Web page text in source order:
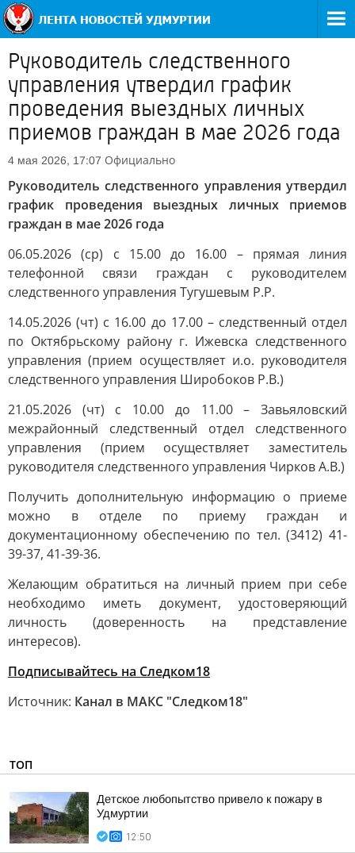
Руководитель следственного
управления утвердил график
проведения выездных личных
приемов граждан в мае 2026 года
4 мая 2026, 17:07 Официально
Руководитель следственного управления утвердил
график проведения выездных личных приемов
граждан в мае 2026 года
06.05.2026 (ср) с 15.00 до 16.00 – прямая линия
телефонной связи граждан с руководителем
следственного управления Тугушевым Р.Р.
14.05.2026 (чт) с 16.00 до 17.00 – следственный отдел
по Октябрьскому району г. Ижевска следственного
управления (прием осуществляет и.о. руководителя
следственного управления Широбоков Р.В.)
21.05.2026 (чт) с 10.00 до 11.00 – Завьяловский
межрайонный следственный отдел следственного
управления (прием осуществляет заместитель
руководителя следственного управления Чирков А.В.)
Получить дополнительную информацию о приеме
можно в отделе по приему граждан и
документационному обеспечению по тел. (3412) 41-
39-37, 41-39-36.
Желающим обратиться на личный прием при себе
необходимо иметь документ, удостоверяющий
личность (доверенность на представление
интересов).
Подписывайтесь на Следком18
Источник: Канал в МАКС "Следком18"
ТОП
Детское любопытство привело к пожару в
Удмуртии
12:50